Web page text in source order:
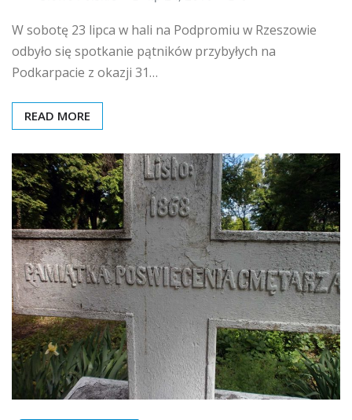
W sobotę 23 lipca w hali na Podpromiu w Rzeszowie
odbyło się spotkanie pątników przybyłych na
Podkarpacie z okazji 31…
READ MORE